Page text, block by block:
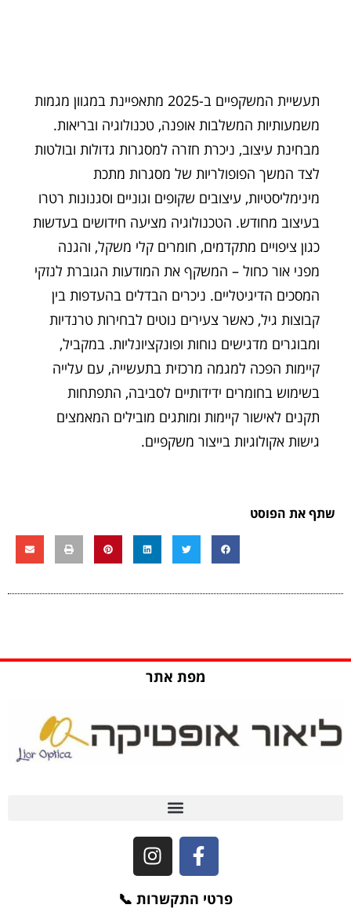
תעשיית המשקפיים ב-2025 מתאפיינת במגוון מגמות
משמעותיות המשלבות אופנה, טכנולוגיה ובריאות.
מבחינת עיצוב, ניכרת חזרה למסגרות גדולות ובולטות
לצד המשך הפופולריות של מסגרות מתכת
מינימליסטיות, עיצובים שקופים וגוניים וסגנונות רטרו
בעיצוב מחודש. הטכנולוגיה מציעה חידושים בעדשות
כגון ציפויים מתקדמים, חומרים קלי משקל, והגנה
מפני אור כחול – המשקף את המודעות הגוברת לנזקי
המסכים הדיגיטליים. ניכרים הבדלים בהעדפות בין
קבוצות גיל, כאשר צעירים נוטים לבחירות טרנדיות
ומבוגרים מדגישים נוחות ופונקציונליות. במקביל,
קיימות הפכה למגמה מרכזית בתעשייה, עם עלייה
בשימוש בחומרים ידידותיים לסביבה, התפתחות
תקנים לאישור קיימות ומותגים מובילים המאמצים
גישות אקולוגיות בייצור משקפיים.
שתף את הפוסט
מפת אתר
פרטי התקשרות 📞